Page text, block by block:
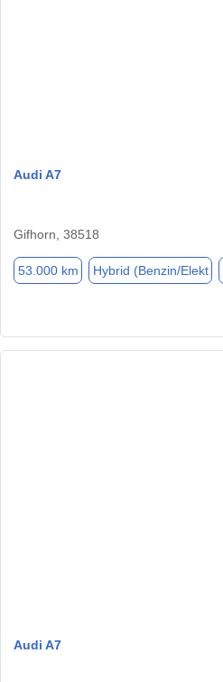
Audi A7
Gifhorn, 38518
53.000 km Hybrid (Benzin/Elekt
Audi A7